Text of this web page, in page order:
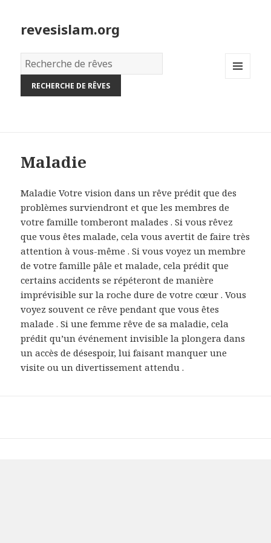
revesislam.org
Dictionnaire
des
rêves:
Maladie
Maladie Votre vision dans un rêve prédit que des
problèmes surviendront et que les membres de
votre famille tomberont malades . Si vous rêvez
que vous êtes malade, cela vous avertit de faire très
attention à vous-même . Si vous voyez un membre
de votre famille pâle et malade, cela prédit que
certains accidents se répéteront de manière
imprévisible sur la roche dure de votre cœur . Vous
voyez souvent ce rêve pendant que vous êtes
malade . Si une femme rêve de sa maladie, cela
prédit qu’un événement invisible la plongera dans
un accès de désespoir, lui faisant manquer une
visite ou un divertissement attendu .